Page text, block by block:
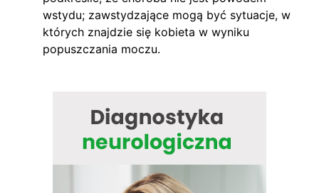
wstydu; zawstydzające mogą być sytuacje, w
których znajdzie się kobieta w wyniku
popuszczania moczu.